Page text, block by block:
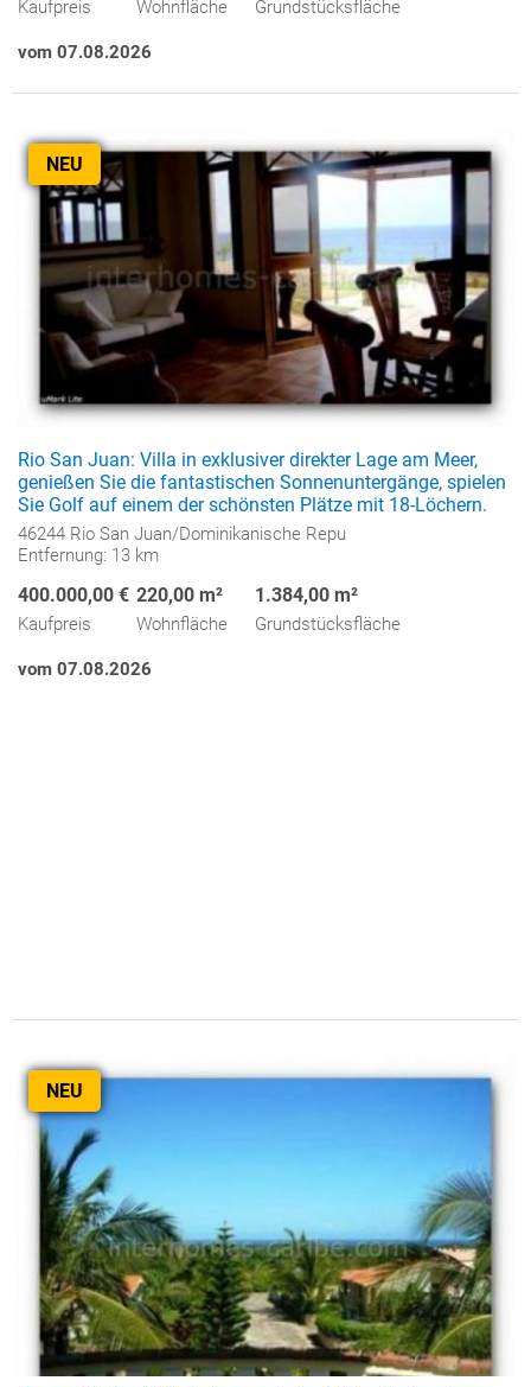
Kaufpreis Wohnfläche Grundstücksfläche
vom 07.08.2026
NEU
Rio San Juan: Villa in exklusiver direkter Lage am Meer,
genießen Sie die fantastischen Sonnenuntergänge, spielen
Sie Golf auf einem der schönsten Plätze mit 18-Löchern.
46244 Rio San Juan/Dominikanische Repu
Entfernung: 13 km
400.000,00 €
Kaufpreis
220,00 m²
Wohnfläche
1.384,00 m²
Grundstücksfläche
vom 07.08.2026
NEU